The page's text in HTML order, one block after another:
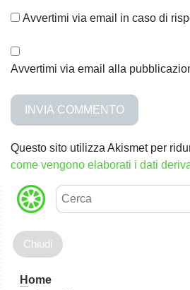
Avvertimi via email in caso di
Avvertimi via email alla
Questo sito utilizza Akismet per
come vengono elaborati i dati
C
e
c
Home